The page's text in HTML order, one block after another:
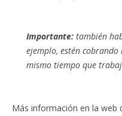
Importante: también
ejemplo, estén
mismo tiempo que
Más información en la web